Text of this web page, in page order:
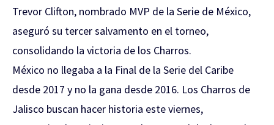
Trevor Clifton, nombrado MVP de la Serie de México,
aseguró su tercer salvamento en el torneo,
consolidando la victoria de los Charros.
México no llegaba a la Final de la Serie del Caribe
desde 2017 y no la gana desde 2016. Los Charros de
Jalisco buscan hacer historia este viernes,